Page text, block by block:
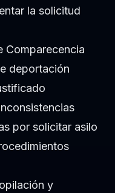
la solicitud
Comparecencia
deportación
por solicitar asilo
y